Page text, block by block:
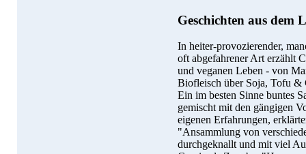
Geschichten aus dem
In heiter-provozierender,
oft abgefahrener Art erzählt
und veganen Leben - von
Biofleisch über Soja, Tofu
Ein im besten Sinne buntes
gemischt mit den gängigen
eigenen Erfahrungen,
"Ansammlung von
durchgeknallt und mit viel